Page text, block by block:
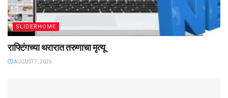
SLIDERHOME
राफ्टिंगच्या थरारात तरुणाचा मृत्यू
AUGUST 7, 2026